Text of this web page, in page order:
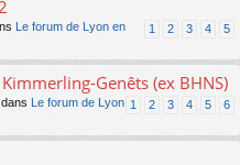
1 2 3 4 5
Le forum de Lyon en
Genêts (ex BHNS)
1 2 3 4 5 6
Le forum de Lyon